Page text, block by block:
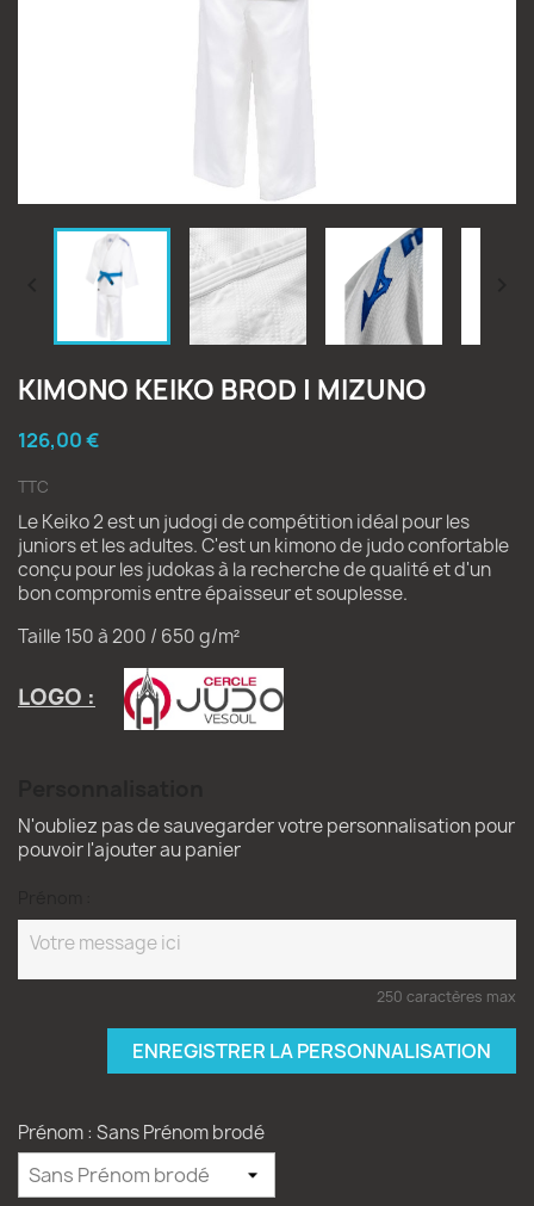
KIMONO KEIKO BROD | MIZUNO
126,00 €
TTC
Le Keiko 2 est un judogi de compétition idéal pour les
juniors et les adultes. C'est un kimono de judo confortable
conçu pour les judokas à la recherche de qualité et d'un
bon compromis entre épaisseur et souplesse.
Taille 150 à 200 / 650 g/m²
LOGO :
N'oubliez pas de sauvegarder votre personnalisation pour
pouvoir l'ajouter au panier
250 caractères max
ENREGISTRER LA PERSONNALISATION
Prénom : Sans Prénom brodé